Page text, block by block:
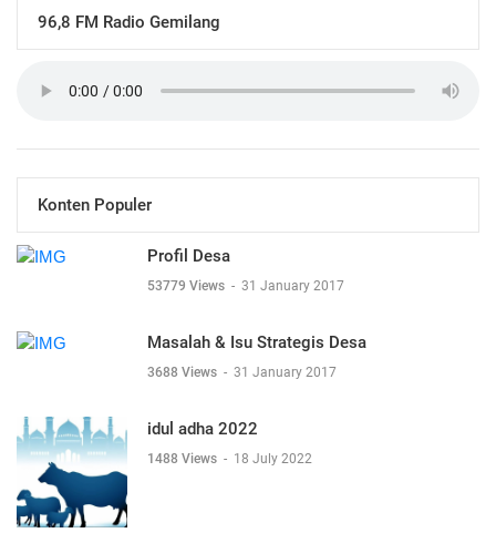
96,8 FM Radio Gemilang
Konten Populer
Profil Desa
53779 Views - 31 January 2017
Masalah & Isu Strategis Desa
3688 Views - 31 January 2017
idul adha 2022
1488 Views - 18 July 2022